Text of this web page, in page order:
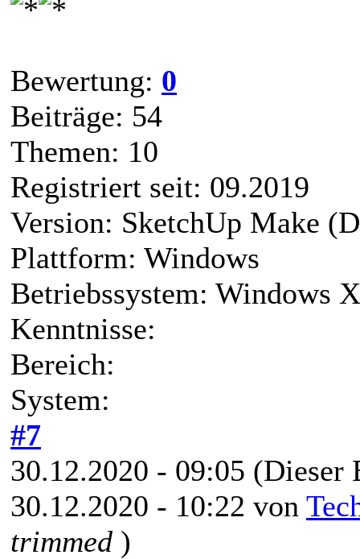
Bewertung: 0
Beiträge: 54
Themen: 10
Registriert seit: 09.2019
Version: SketchUp Make
Plattform: Windows
Betriebssystem: Windows
Kenntnisse:
Bereich:
System:
#7
30.12.2020 - 09:05 (Dieser
30.12.2020 - 10:22 von
trimmed )